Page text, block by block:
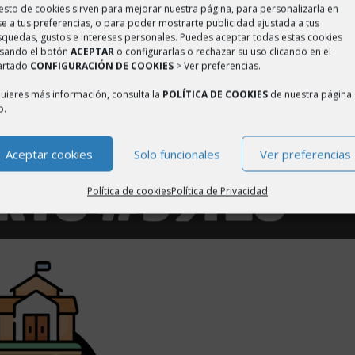
de cookies sirven para mejorar nuestra página, para personalizarla en
a tus preferencias, o para poder mostrarte publicidad ajustada a tus
gustos e intereses personales. Puedes aceptar todas estas cookies
el botón ACEPTAR o configurarlas o rechazar su uso clicando en el
CONFIGURACIÓN DE COOKIES > Ver preferencias.
más información, consulta la POLÍTICA DE COOKIES de nuestra página
Aceptar cookies Solo funcionales Ver preferencias
Política de cookiesPolítica de Privacidad
RESIDUOS RIOTUERTO
residuos municipal al año. Ten en cuenta que es solo una
más información o detalles puedes consultar directamente en el